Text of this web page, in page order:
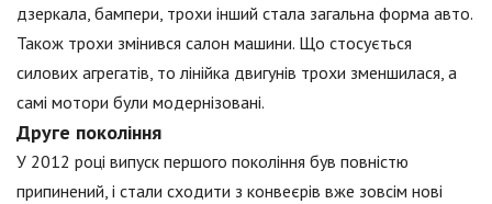
дзеркала, бампери, трохи інший стала загальна форма авто.
Також трохи змінився салон машини. Що стосується
силових агрегатів, то лінійка двигунів трохи зменшилася, а
самі мотори були модернізовані.
Друге покоління
У 2012 році випуск першого покоління був повністю
припинений, і стали сходити з конвеєрів вже зовсім нові